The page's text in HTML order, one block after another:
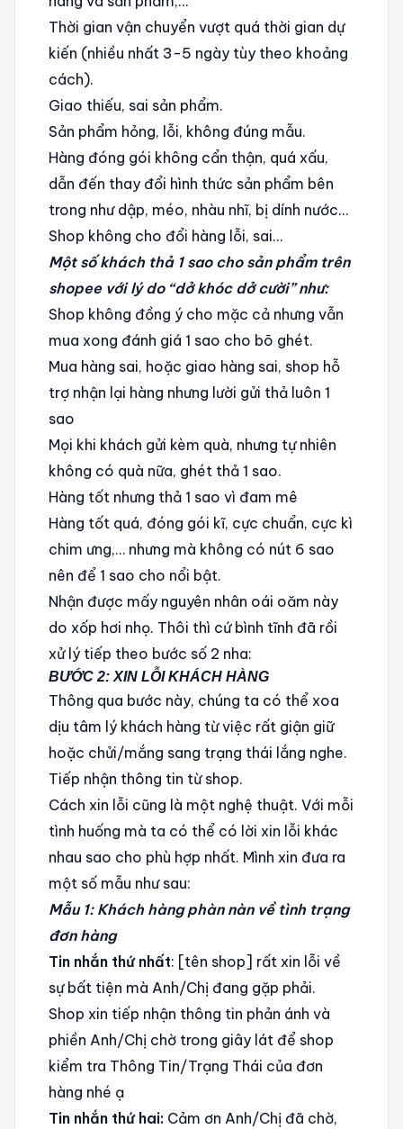
Thời gian vận chuyển vượt quá thời gian dự
kiến (nhiều nhất 3-5 ngày tùy theo khoảng
cách).
Giao thiếu, sai sản phẩm.
Sản phẩm hỏng, lỗi, không đúng mẫu.
Hàng đóng gói không cẩn thận, quá xấu,
dẫn đến thay đổi hình thức sản phẩm bên
trong như dập, méo, nhàu nhĩ, bị dính nước…
Shop không cho đổi hàng lỗi, sai…
Một số khách thả 1 sao cho sản phẩm trên
shopee với lý do “dở khóc dở cười” như:
Shop không đồng ý cho mặc cả nhưng vẫn
mua xong đánh giá 1 sao cho bõ ghét.
Mua hàng sai, hoặc giao hàng sai, shop hỗ
trợ nhận lại hàng nhưng lười gửi thả luôn 1
sao
Mọi khi khách gửi kèm quà, nhưng tự nhiên
không có quà nữa, ghét thả 1 sao.
Hàng tốt nhưng thả 1 sao vì đam mê
Hàng tốt quá, đóng gói kĩ, cực chuẩn, cực kì
chim ưng,… nhưng mà không có nút 6 sao
nên để 1 sao cho nổi bật.
Nhận được mấy nguyên nhân oái oăm này
do xốp hơi nhọ. Thôi thì cứ bình tĩnh đã rồi
xử lý tiếp theo bước số 2 nha:
BƯỚC 2: XIN LỖI KHÁCH HÀNG
Thông qua bước này, chúng ta có thể xoa
dịu tâm lý khách hàng từ việc rất giận giữ
hoặc chửi/mắng sang trạng thái lắng nghe.
Tiếp nhận thông tin từ shop.
Cách xin lỗi cũng là một nghệ thuật. Với mỗi
tình huống mà ta có thể có lời xin lỗi khác
nhau sao cho phù hợp nhất. Mình xin đưa ra
một số mẫu như sau:
Mẫu 1: Khách hàng phàn nàn về tình trạng
đơn hàng
Tin nhắn thứ nhất: [tên shop] rất xin lỗi về
sự bất tiện mà Anh/Chị đang gặp phải.
Shop xin tiếp nhận thông tin phản ánh và
phiền Anh/Chị chờ trong giây lát để shop
kiểm tra Thông Tin/Trạng Thái của đơn
hàng nhé ạ
Tin nhắn thứ hai:Cảm ơn Anh/Chị đã chờ,